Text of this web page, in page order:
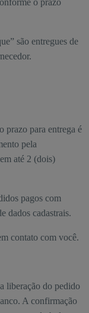
são entregues de
prazo para entrega é
pela
até 2 (dois)
pagos com
dados cadastrais.
contato com você.
liberação do pedido
A confirmação